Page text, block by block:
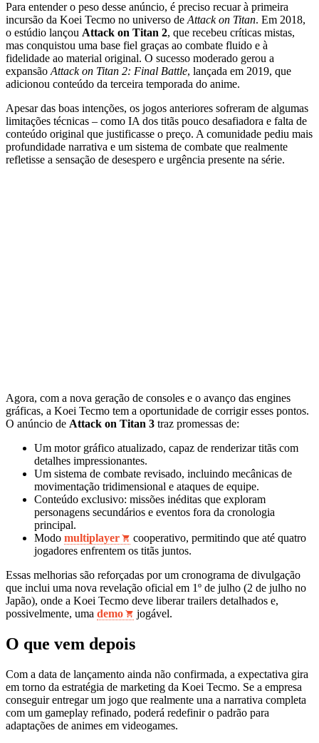
Para entender o peso desse anúncio, é preciso recuar à primeira
incursão da Koei Tecmo no universo deAttack on Titan. Em 2018,
o estúdio lançou Attack on Titan 2, que recebeu críticas mistas,
mas conquistou uma base fiel graças ao combate fluido e à
fidelidade ao material original. O sucesso moderado gerou a
expansãoAttack on Titan 2: Final Battle, lançada em 2019, que
adicionou conteúdo da terceira temporada do anime.
Apesar das boas intenções, os jogos anteriores sofreram de algumas
limitações técnicas – como IA dos titãs pouco desafiadora e falta de
conteúdo original que justificasse o preço. A comunidade pediu mais
profundidade narrativa e um sistema de combate que realmente
refletisse a sensação de desespero e urgência presente na série.
Agora, com a nova geração de consoles e o avanço das engines
gráficas, a Koei Tecmo tem a oportunidade de corrigir esses pontos.
O anúncio de Attack on Titan 3 traz promessas de:
Um motor gráfico atualizado, capaz de renderizar titãs com
detalhes impressionantes.
Um sistema de combate revisado, incluindo mecânicas de
movimentação tridimensional e ataques de equipe.
Conteúdo exclusivo: missões inéditas que exploram
personagens secundários e eventos fora da cronologia
principal.
Modo multiplayer
cooperativo, permitindo que até quatro
jogadores enfrentem os titãs juntos.
Essas melhorias são reforçadas por um cronograma de divulgação
que inclui uma nova revelação oficial em 1º de julho (2 de julho no
Japão), onde a Koei Tecmo deve liberar trailers detalhados e,
possivelmente, uma demo jogável.
O que vem depois
Com a data de lançamento ainda não confirmada, a expectativa gira
em torno da estratégia de marketing da Koei Tecmo. Se a empresa
conseguir entregar um jogo que realmente una a narrativa completa
com um gameplay refinado, poderá redefinir o padrão para
adaptações de animes em videogames.